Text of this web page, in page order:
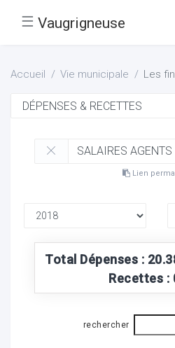
☰ Vaugrigneuse
Accueil Vie municipale Les
Lien
Total Dépenses :
Recettes :
rechercher